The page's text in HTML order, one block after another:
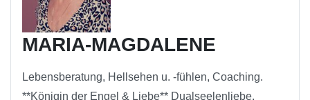
MARIA-MAGDALENE
Lebensberatung, Hellsehen u. -fühlen, Coaching.
**Königin der Engel & Liebe** Dualseelenliebe,